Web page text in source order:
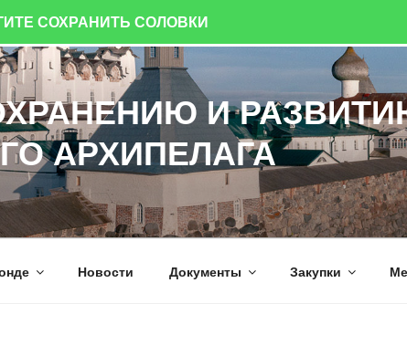
И
АРХИПЕЛАГА
Новости Документы Закупки
СОХРАНИТЬ СОЛОВКИ